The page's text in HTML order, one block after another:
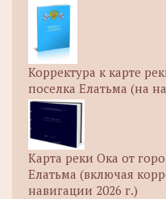
Корректура к карте
поселка Елатьма (на
Карта реки Ока от
Елатьма (включая
навигации 2026 г.)